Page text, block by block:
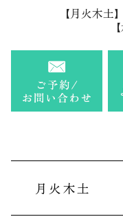
【月火木
月火木土